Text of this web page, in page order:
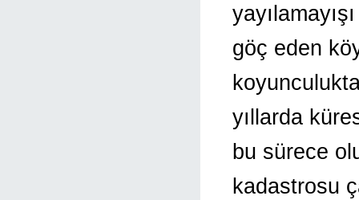
göç eden
yıllarda
bu sürece
kadastrosu